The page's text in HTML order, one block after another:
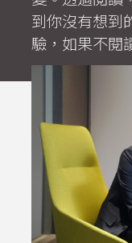
到你沒有想到
驗，如果不閱